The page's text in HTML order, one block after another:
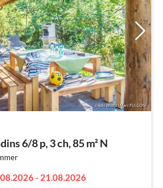
6/8 p, 3 ch, 85 m² N
- 21.08.2026